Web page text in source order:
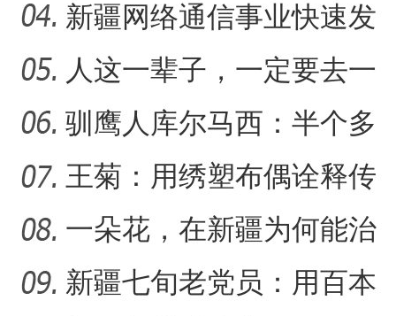
“中国甜瓜之乡”103团第十
听
菇湖水库的生态戍边战
新疆网络通信事业快速发
展 拉近世界与新疆距离
人这一辈子，一定要去一
趟新星市！
驯鹰人库尔马西：半个多
世纪的传统文化守望
王菊：用绣塑布偶诠释传
统符号与技艺
一朵花，在新疆为何能治
沙又致富？
新疆七旬老党员：用百本